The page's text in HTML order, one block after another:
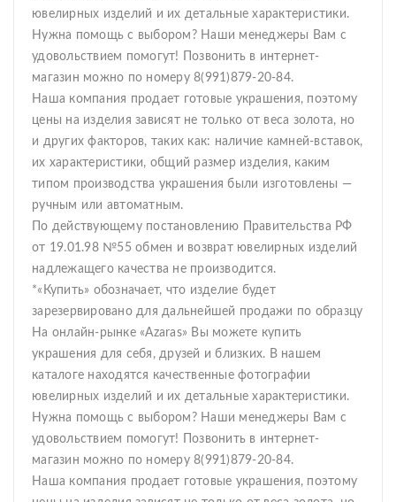
ювелирных изделий и их детальные характеристики.
Нужна помощь с выбором? Наши менеджеры Вам с
удовольствием помогут! Позвонить в интернет-
магазин можно по номеру 8(991)879-20-84.
Наша компания продает готовые украшения, поэтому
цены на изделия зависят не только от веса золота, но
и других факторов, таких как: наличие камней-вставок,
их характеристики, общий размер изделия, каким
типом производства украшения были изготовлены —
ручным или автоматным.
По действующему постановлению Правительства РФ
от 19.01.98 №55 обмен и возврат ювелирных изделий
надлежащего качества не производится.
*«Купить» обозначает, что изделие будет
зарезервировано для дальнейшей продажи по образцу
На онлайн-рынке «Azaras» Вы можете купить
украшения для себя, друзей и близких. В нашем
каталоге находятся качественные фотографии
ювелирных изделий и их детальные характеристики.
Нужна помощь с выбором? Наши менеджеры Вам с
удовольствием помогут! Позвонить в интернет-
магазин можно по номеру 8(991)879-20-84.
Наша компания продает готовые украшения, поэтому